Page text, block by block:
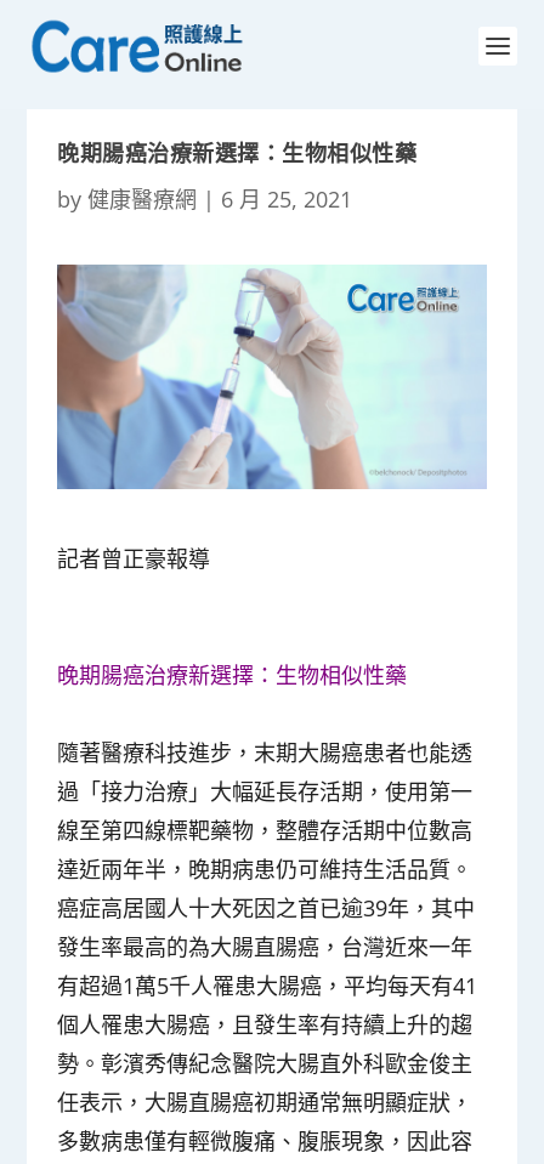
晚期腸癌治療新選擇：生物相似性藥
by健康醫療網 | 6 月 25, 2021
記者曾正豪報導
晚期腸癌治療新選擇：生物相似性藥
隨著醫療科技進步，末期大腸癌患者也能透
過「接力治療」大幅延長存活期，使用第一
線至第四線標靶藥物，整體存活期中位數高
達近兩年半，晚期病患仍可維持生活品質。
癌症高居國人十大死因之首已逾39年，其中
發生率最高的為大腸直腸癌，台灣近來一年
有超過1萬5千人罹患大腸癌，平均每天有41
個人罹患大腸癌，且發生率有持續上升的趨
勢。彰濱秀傳紀念醫院大腸直外科歐金俊主
任表示，大腸直腸癌初期通常無明顯症狀，
多數病患僅有輕微腹痛、腹脹現象，因此容